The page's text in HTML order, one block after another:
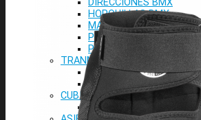
DIRECCIONES BMX
HORQUILLAS BMX
MANILLARES BMX
POTENCIAS BMX
PUÑOS BMX
TRANMISION BMX
PEDALES BMX
PLATOS BMX
CUBIERTAS Y MAS BMX
CUBIERTAS BMX